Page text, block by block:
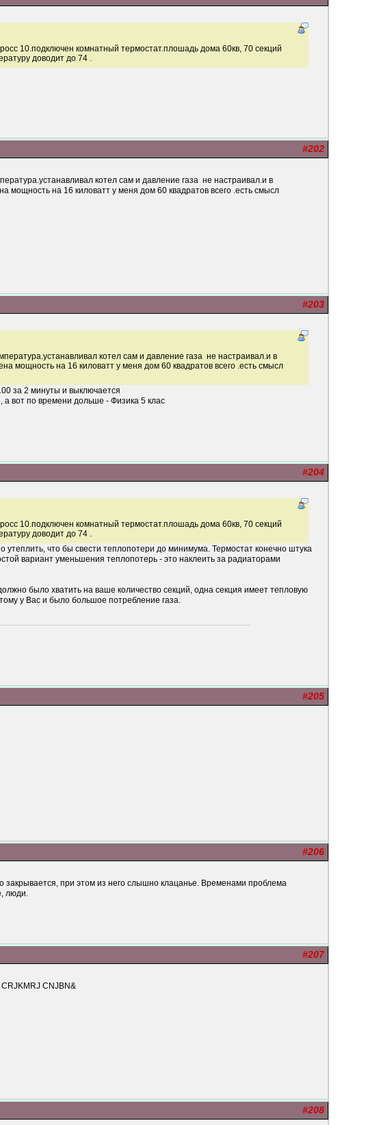
10.подключен комнатный термостат.плошадь дома 60кв, 70 секций
доводит до 74 .
#202
котел сам и давление газа не настраивал.и в
мощность на 16 киловатт у меня дом 60 квадратов всего .есть смысл
#203
котел сам и давление газа не настраивал.и в
мощность на 16 киловатт у меня дом 60 квадратов всего .есть смысл
за 2 минуты и выключается
а вот по времени дольше - Физика 5 клас
#204
10.подключен комнатный термостат.плошадь дома 60кв, 70 секций
доводит до 74 .
что бы свести теплопотери до минимума. Термостат конечно штука
вариант уменьшения теплопотерь - это наклеить за радиаторами
было хватить на ваше количество секций, одна секция имеет тепловую
у Вас и было большое потребление газа.
#205
#206
закрывается, при этом из него слышно клацанье. Временами проблема
люди.
#207
CNJBN&
#208